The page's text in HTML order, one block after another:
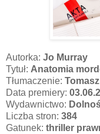
Autorka: Jo Murray
Tytuł: Anatomia
Tłumaczenie:
Data premiery:
Wydawnictwo:
Liczba stron: 384
Gatunek: thriller